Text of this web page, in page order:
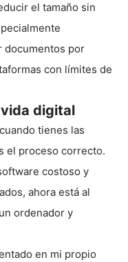
el tamaño sin
documentos por
con límites de
digital
tienes las
el proceso correcto.
costoso y
ahora está al
ordenador y
en mi propio